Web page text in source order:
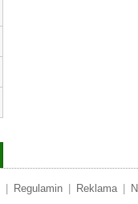
Regulamin Reklama